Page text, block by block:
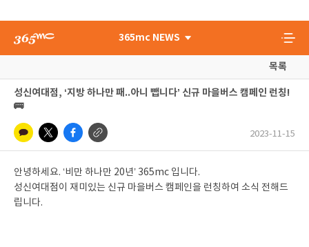
365mc NEWS
목록
성신여대점, ‘지방 하나만 패..아니 뺍니다’ 신규 마을버스 캠페인 런칭!
🚌
2023-11-15
안녕하세요. ‘비만 하나만 20년’ 365mc 입니다.
성신여대점이 재미있는 신규 마을버스 캠페인을 런칭하여 소식 전해드
립니다.